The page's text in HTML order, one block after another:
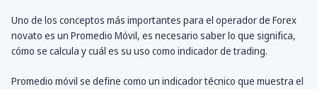
Uno de los conceptos más importantes para el operador de Forex
novato es un Promedio Móvil, es necesario saber lo que significa,
cómo se calcula y cuál es su uso como indicador de trading.
Promedio móvil se define como un indicador técnico que muestra el